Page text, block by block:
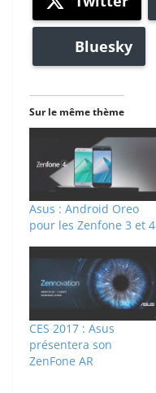
Bluesky
Sur le même thème
Asus : Android Oreo
pour les Zenfone 3 et 4
CES 2017 : Asus
présentera son
ZenFone AR